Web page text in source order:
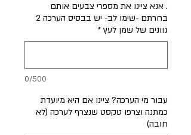
. אנא ציינו את מספרי צבעים אותם
בחרתם -שימו לב- יש בבסיס הערכה 2
גוונים של שמן לעץ *
0/500
עבור מי הערכה? ציינו אם היא מיועדת
כמתנה וצרפו טקסט שנצרף לערכה (לא
חובה)